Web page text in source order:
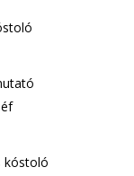
kóstoló